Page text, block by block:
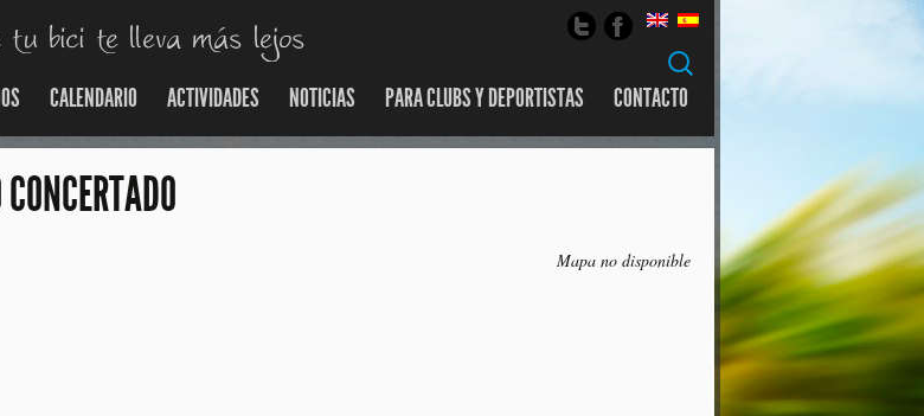
CALENDARIO ACTIVIDADES NOTICIAS PARA CLUBS Y DEPORTISTAS CONTACTO
Buscar:
Mapa no disponible